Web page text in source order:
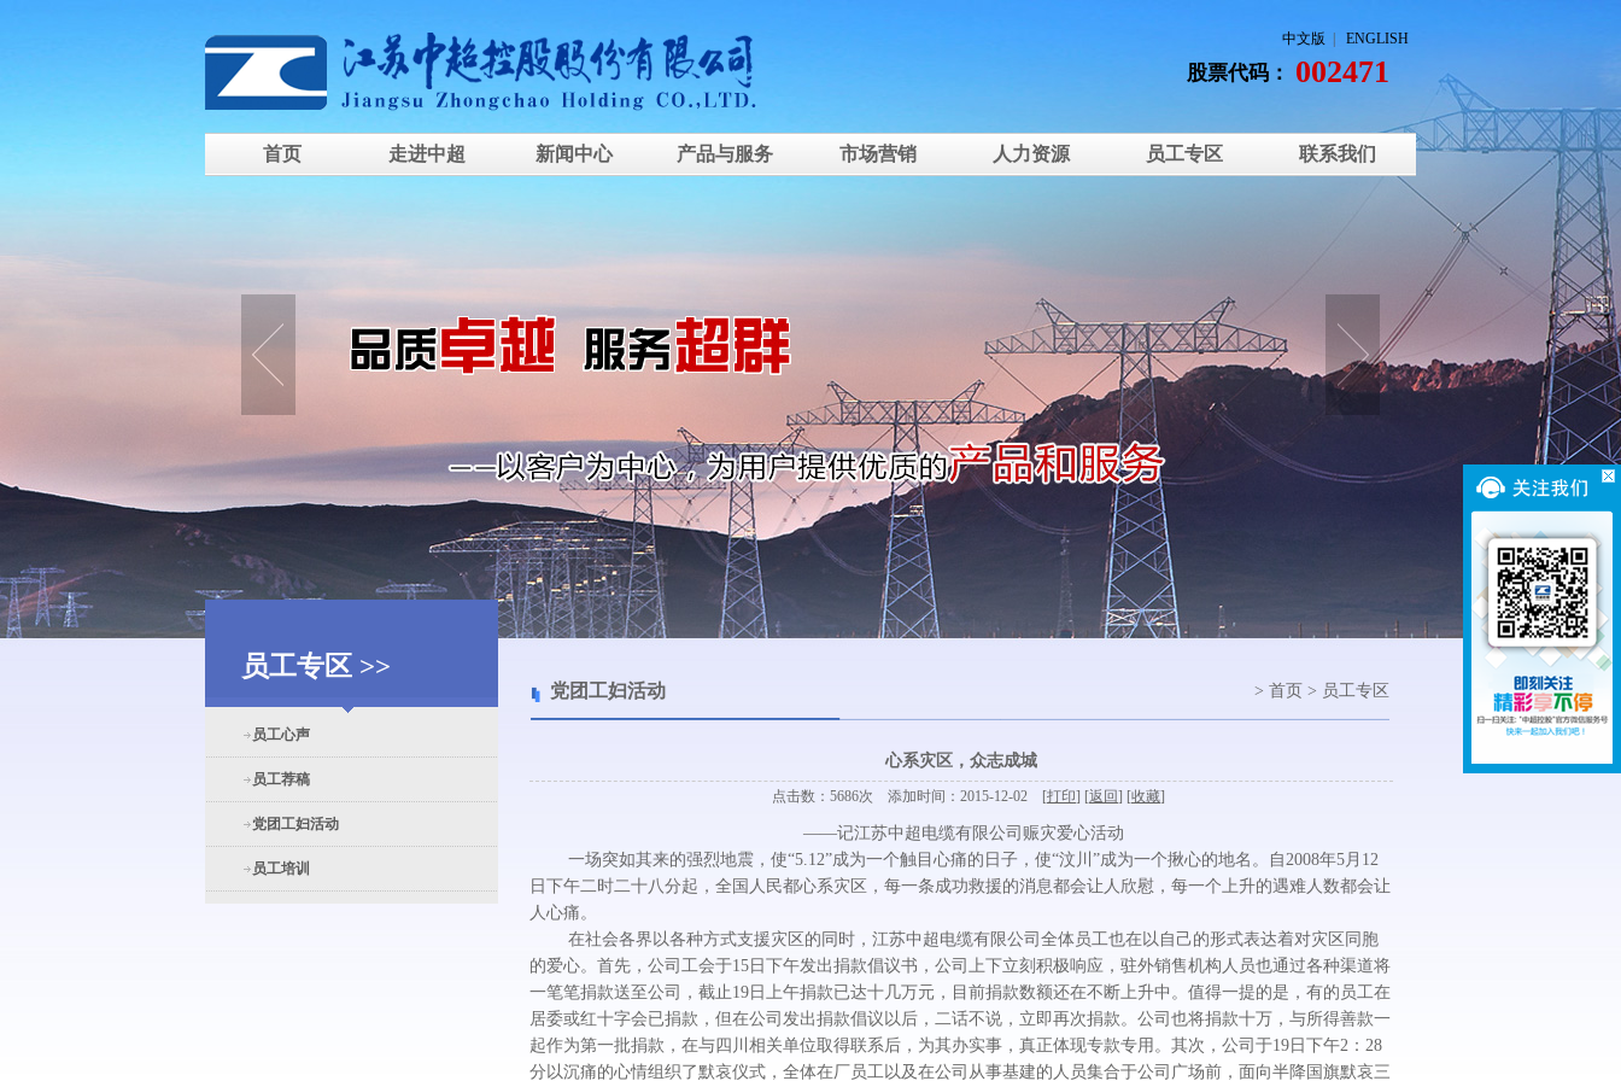
中文版 ENGLISH
股票代码： 002471
首页 走进中超 新闻中心 产品与服务 市场营销 人力资源 员工专区 联系我们
员工专区 >>
员工心声
员工荐稿
党团工妇活动
员工培训
党团工妇活动 > 首页 > 员工专区
心系灾区，众志成城
点击数：5686次 添加时间：2015-12-02 [打印] [返回] [收藏]
――记江苏中超电缆有限公司赈灾爱心活动
一场突如其来的强烈地震，使“5.12”成为一个触目心痛的日子，使“汶川”成为一个揪心的地名。自2008年5月12
日下午二时二十八分起，全国人民都心系灾区，每一条成功救援的消息都会让人欣慰，每一个上升的遇难人数都会让
人心痛。
在社会各界以各种方式支援灾区的同时，江苏中超电缆有限公司全体员工也在以自己的形式表达着对灾区同胞
的爱心。首先，公司工会于15日下午发出捐款倡议书，公司上下立刻积极响应，驻外销售机构人员也通过各种渠道将
一笔笔捐款送至公司，截止19日上午捐款已达十几万元，目前捐款数额还在不断上升中。值得一提的是，有的员工在
居委或红十字会已捐款，但在公司发出捐款倡议以后，二话不说，立即再次捐款。公司也将捐款十万，与所得善款一
起作为第一批捐款，在与四川相关单位取得联系后，为其办实事，真正体现专款专用。其次，公司于19日下午2：28
分以沉痛的心情组织了默哀仪式，全体在厂员工以及在公司从事基建的人员集合于公司广场前，面向半降国旗默哀三